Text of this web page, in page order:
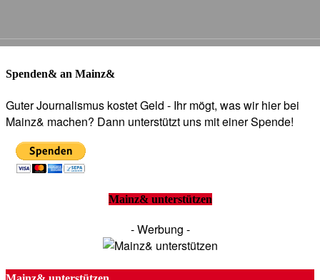
Spenden& an Mainz&
Guter Journalismus kostet Geld - Ihr mögt, was wir hier bei
Mainz& machen? Dann unterstützt uns mit einer Spende!
Mainz& unterstützen
- Werbung -